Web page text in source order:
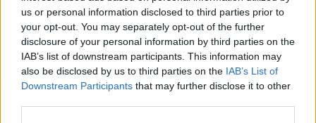
us or personal information disclosed to third parties prior to
your opt-out. You may separately opt-out of the further
disclosure of your personal information by third parties on the
IAB’s list of downstream participants. This information may
also be disclosed by us to third parties on the IAB’s List of
Downstream Participants that may further disclose it to other
Ατλάντα: Εκκενώθηκε
αεροσκάφος με τσουλήθρες
έκτακτης ανάγκης
ΠΡΙΝ 11 ΏΡΕΣ
Πτήση με προορισμό το Ορλάντο
επέστρεψε εκτάκτως στην Ατλάντα
πιλοτήριο - 199 επιβάτες εγκατέλειψαν